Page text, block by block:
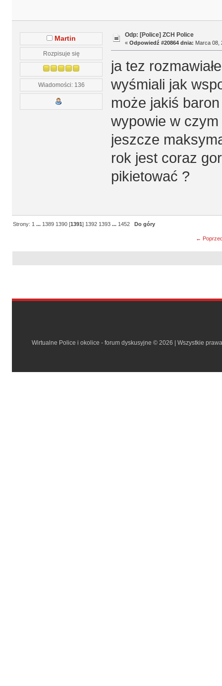
Martin
Rozpisuje się
Wiadomości: 136
Odp: [Police] ZCH Police
« Odpowiedź #20864 dnia: Marca 08,
ja tez
wyśmiali jak
może jakiś
wypowie w czym
jeszcze
rok jest coraz
pikietować ?
Strony: 1 ... 1389 1390 [1391] 1392 1393 ... 1452 Do góry
←
Wirtualne Police i okolice - forum dyskusyjne © 2026 | Wszystkie